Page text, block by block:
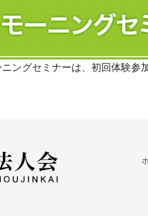
ングセミナーは、初回体験参